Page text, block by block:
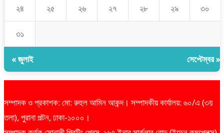
২৪ ২৫ ২৬ ২৭ ২৮ ২৯ ৩০
৩১
« জুলাই সেপ্টেম্বর »
সম্পাদক ও প্রকাশক: মো: রুহুল আমিন আকন্দ। সম্পাদকীয় কার্যালয়: ৬০/এ (৩য়
তলা), পুরানা পল্টন, ঢাকা-১০০০।